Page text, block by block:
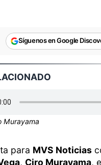
Síguenos en Google
Murayama
para MVS Noticias
, Ciro Murayama,